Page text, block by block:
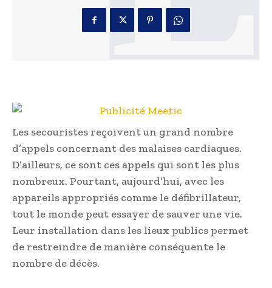
Les secouristes reçoivent un grand nombre
d’appels concernant des malaises cardiaques.
D’ailleurs, ce sont ces appels qui sont les plus
nombreux. Pourtant, aujourd’hui, avec les
appareils appropriés comme le défibrillateur,
tout le monde peut essayer de sauver une vie.
Leur installation dans les lieux publics permet
de restreindre de manière conséquente le
nombre de décès.